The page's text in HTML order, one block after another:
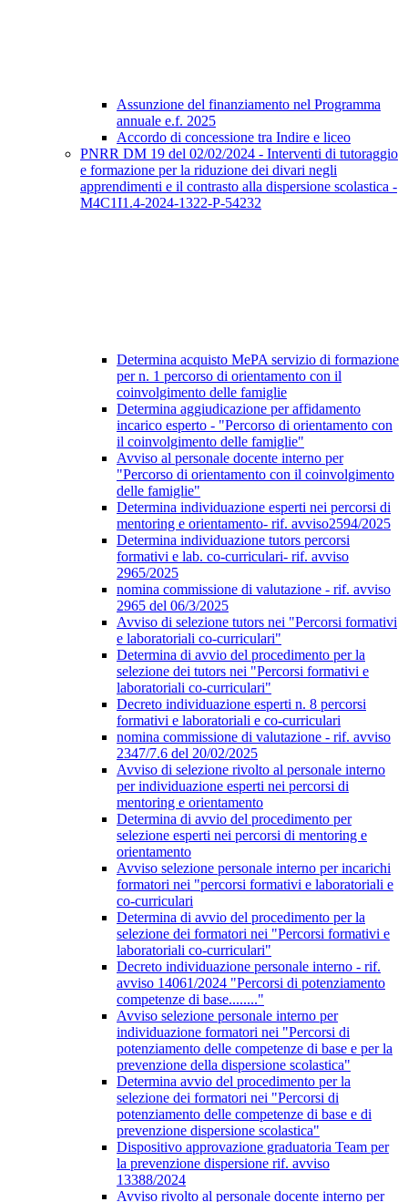
Assunzione del finanziamento nel Programma
annuale e.f. 2025
Accordo di concessione tra Indire e liceo
PNRR DM 19 del 02/02/2024 - Interventi di tutoraggio
e formazione per la riduzione dei divari negli
apprendimenti e il contrasto alla dispersione scolastica -
M4C1I1.4-2024-1322-P-54232
Determina acquisto MePA servizio di formazione
per n. 1 percorso di orientamento con il
coinvolgimento delle famiglie
Determina aggiudicazione per affidamento
incarico esperto - "Percorso di orientamento con
il coinvolgimento delle famiglie"
Avviso al personale docente interno per
"Percorso di orientamento con il coinvolgimento
delle famiglie"
Determina individuazione esperti nei percorsi di
mentoring e orientamento- rif. avviso2594/2025
Determina individuazione tutors percorsi
formativi e lab. co-curriculari- rif. avviso
2965/2025
nomina commissione di valutazione - rif. avviso
2965 del 06/3/2025
Avviso di selezione tutors nei "Percorsi formativi
e laboratoriali co-curriculari"
Determina di avvio del procedimento per la
selezione dei tutors nei "Percorsi formativi e
laboratoriali co-curriculari"
Decreto individuazione esperti n. 8 percorsi
formativi e laboratoriali e co-curriculari
nomina commissione di valutazione - rif. avviso
2347/7.6 del 20/02/2025
Avviso di selezione rivolto al personale interno
per individuazione esperti nei percorsi di
mentoring e orientamento
Determina di avvio del procedimento per
selezione esperti nei percorsi di mentoring e
orientamento
Avviso selezione personale interno per incarichi
formatori nei "percorsi formativi e laboratoriali e
co-curriculari
Determina di avvio del procedimento per la
selezione dei formatori nei "Percorsi formativi e
laboratoriali co-curriculari"
Decreto individuazione personale interno - rif.
avviso 14061/2024 "Percorsi di potenziamento
competenze di base........"
Avviso selezione personale interno per
individuazione formatori nei "Percorsi di
potenziamento delle competenze di base e per la
prevenzione della dispersione scolastica"
Determina avvio del procedimento per la
selezione dei formatori nei "Percorsi di
potenziamento delle competenze di base e di
prevenzione dispersione scolastica"
Dispositivo approvazione graduatoria Team per
la prevenzione dispersione rif. avviso
13388/2024
Avviso rivolto al personale docente interno per